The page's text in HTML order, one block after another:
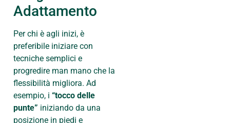
Adattamento
Per chi è agli inizi, è
preferibile iniziare con
tecniche semplici e
progredire man mano che la
flessibilità migliora. Ad
esempio, i “tocco delle
punte” iniziando da una
posizione in piedi e